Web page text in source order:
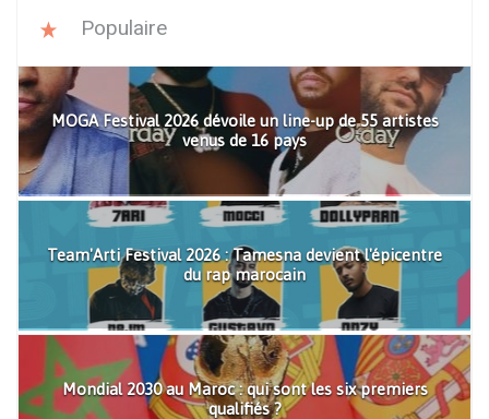
Populaire
MOGA Festival 2026 dévoile un line-up de 55 artistes
venus de 16 pays
Team'Arti Festival 2026 : Tamesna devient l'épicentre
du rap marocain
Mondial 2030 au Maroc : qui sont les six premiers
qualifiés ?